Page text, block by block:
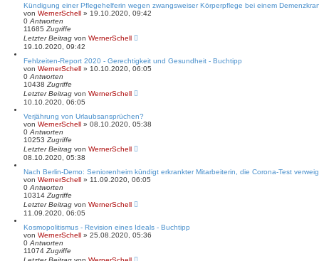
Kündigung einer Pflegehelferin wegen zwangsweiser Körperpflege bei einem
von WernerSchell » 19.10.2020, 09:42
0 Antworten
11685 Zugriffe
Letzter Beitrag von WernerSchell
19.10.2020, 09:42
Fehlzeiten-Report 2020 - Gerechtigkeit und Gesundheit - Buchtipp
von WernerSchell » 10.10.2020, 06:05
0 Antworten
10438 Zugriffe
Letzter Beitrag von WernerSchell
10.10.2020, 06:05
Verjährung von Urlaubsansprüchen?
von WernerSchell » 08.10.2020, 05:38
0 Antworten
10253 Zugriffe
Letzter Beitrag von WernerSchell
08.10.2020, 05:38
Nach Berlin-Demo: Seniorenheim kündigt erkrankter Mitarbeiterin, die Corona-Test
von WernerSchell » 11.09.2020, 06:05
0 Antworten
10314 Zugriffe
Letzter Beitrag von WernerSchell
11.09.2020, 06:05
Kosmopolitismus - Revision eines Ideals - Buchtipp
von WernerSchell » 25.08.2020, 05:36
0 Antworten
11074 Zugriffe